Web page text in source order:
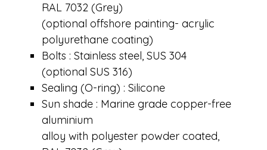
RAL 7032 (Grey)
(optional offshore painting- acrylic
polyurethane coating)
Bolts : Stainless steel, SUS 304
(optional SUS 316)
Sealing (O-ring) : Silicone
Sun shade : Marine grade copper-free
aluminium
alloy with polyester powder coated,